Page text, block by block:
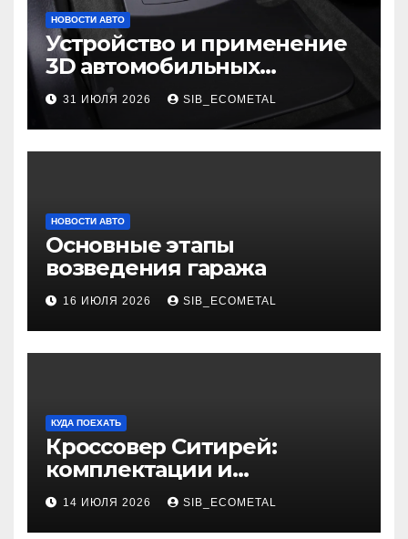
НОВОСТИ АВТО
Устройство и применение
3D автомобильных
ковриков
31 ИЮЛЯ 2026 SIB_ECOMETAL
НОВОСТИ АВТО
Основные этапы
возведения гаража
16 ИЮЛЯ 2026 SIB_ECOMETAL
КУДА ПОЕХАТЬ
Кроссовер Ситирей:
комплектации и
характеристики
14 ИЮЛЯ 2026 SIB_ECOMETAL